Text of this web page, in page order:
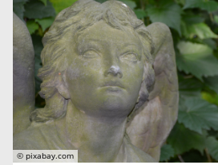
© pixabay.com